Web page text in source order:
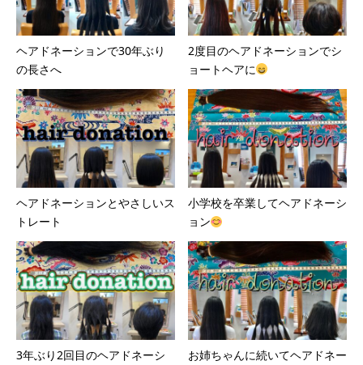
ヘアドネーションで30年ぶり
の長さへ
2度目のヘアドネーションでシ
ョートヘアに
ヘアドネーションとやさしいス
トレート
小学校を卒業してヘアドネーシ
ョン
3年ぶり2回目のヘアドネーシ
お姉ちゃんに続いてヘアドネー